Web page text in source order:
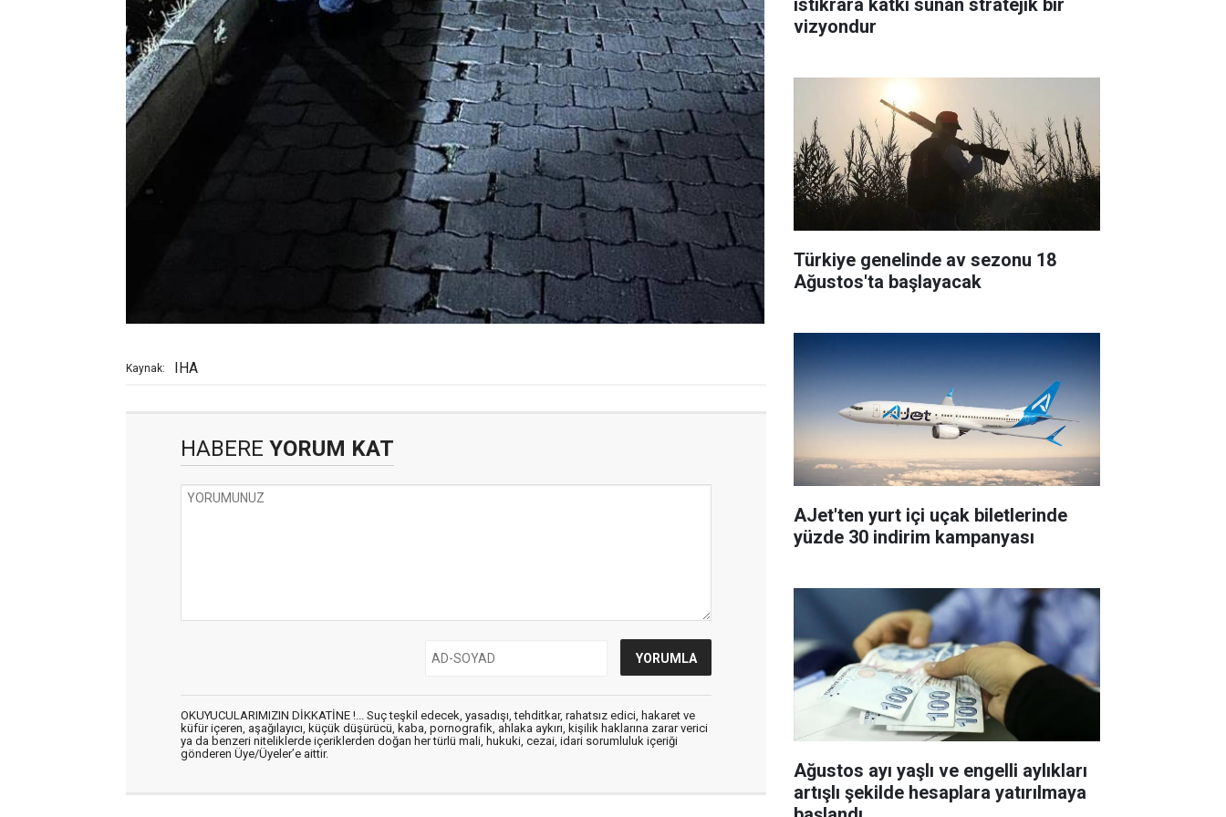
Kaynak: IHA
HABERE YORUM KAT
OKUYUCULARIMIZIN DİKKATİNE !... Suç teşkil edecek, yasadışı, tehditkar, rahatsız edici, hakaret ve
küfür içeren, aşağılayıcı, küçük düşürücü, kaba, pornografik, ahlaka aykırı, kişilik haklarına zarar verici
ya da benzeri niteliklerde içeriklerden doğan her türlü mali, hukuki, cezai, idari sorumluluk içeriği
gönderen Üye/Üyeler’e aittir.
istikrara katkı sunan stratejik bir
vizyondur
Türkiye genelinde av sezonu 18
Ağustos'ta başlayacak
AJet'ten yurt içi uçak biletlerinde
yüzde 30 indirim kampanyası
Ağustos ayı yaşlı ve engelli aylıkları
artışlı şekilde hesaplara yatırılmaya